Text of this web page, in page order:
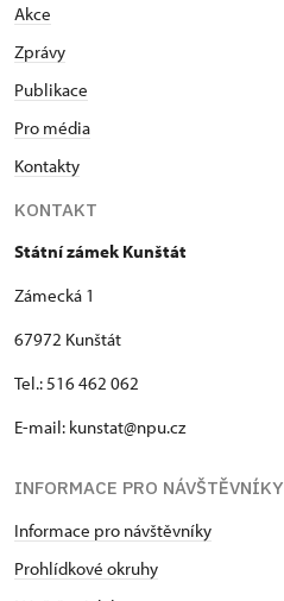
Akce
Zprávy
Publikace
Pro média
Kontakty
KONTAKT
Státní zámek Kunštát
Zámecká 1
67972 Kunštát
Tel.: 516 462 062
E-mail: kunstat@npu.cz
INFORMACE PRO NÁVŠTĚVNÍKY
Informace pro návštěvníky
Prohlídkové okruhy